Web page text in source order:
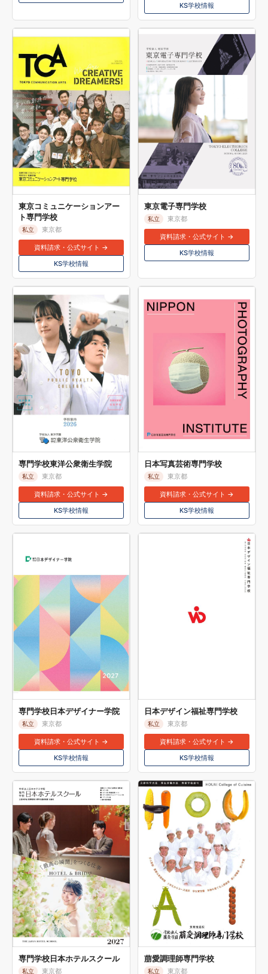
KS学校情報
東京コミュニケーションアー
ト専門学校
私立 東京都
資料請求・公式サイト →
KS学校情報
東京電子専門学校
私立 東京都
資料請求・公式サイト →
KS学校情報
専門学校東洋公衆衛生学院
私立 東京都
資料請求・公式サイト →
KS学校情報
日本写真芸術専門学校
私立 東京都
資料請求・公式サイト →
KS学校情報
専門学校日本デザイナー学院
私立 東京都
資料請求・公式サイト →
KS学校情報
日本デザイン福祉専門学校
私立 東京都
資料請求・公式サイト →
KS学校情報
専門学校日本ホテルスクール
私立 東京都
萠愛調理師専門学校
私立 東京都